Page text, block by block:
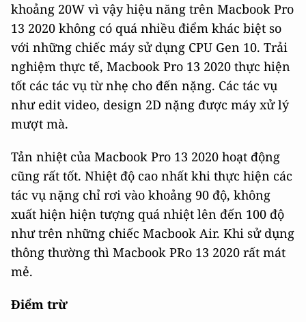
khoảng 20W vì vậy hiệu năng trên Macbook Pro
13 2020 không có quá nhiều điểm khác biệt so
với những chiếc máy sử dụng CPU Gen 10. Trải
nghiệm thực tế, Macbook Pro 13 2020 thực hiện
tốt các tác vụ từ nhẹ cho đến nặng. Các tác vụ
như edit video, design 2D nặng được máy xử lý
mượt mà.
Tản nhiệt của Macbook Pro 13 2020 hoạt động
cũng rất tốt. Nhiệt độ cao nhất khi thực hiện các
tác vụ nặng chỉ rơi vào khoảng 90 độ, không
xuất hiện hiện tượng quá nhiệt lên đến 100 độ
như trên những chiếc Macbook Air. Khi sử dụng
thông thường thì Macbook PRo 13 2020 rất mát
mẻ.
Điểm trừ